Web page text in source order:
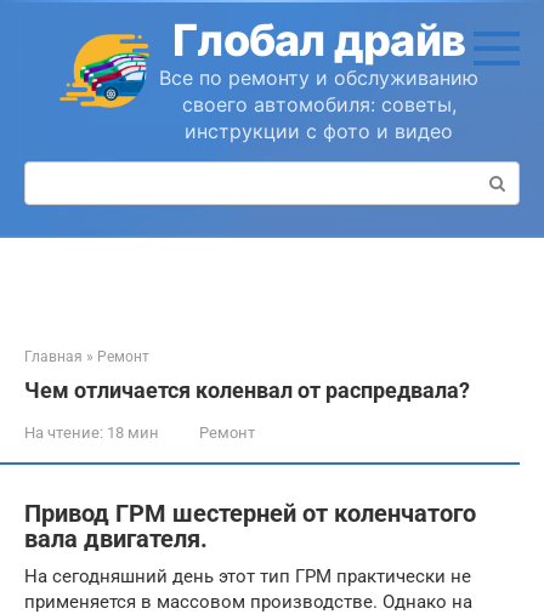
контенту
Глобал драйв
Все по ремонту и обслуживанию
своего автомобиля: советы,
инструкции с фото и видео
Поиск:
Главная » Ремонт
Чем отличается коленвал от распредвала?
На чтение: 18 мин Ремонт
Привод ГРМ шестерней от коленчатого
вала двигателя.
На сегодняшний день этот тип ГРМ практически не
применяется в массовом производстве. Однако на